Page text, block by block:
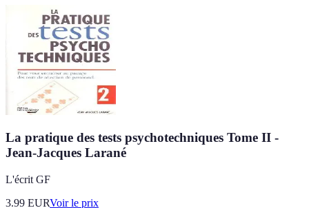
La pratique des tests psychotechniques Tome II -
Jean-Jacques Larané
L'écrit GF
3.99 EURVoir le prix